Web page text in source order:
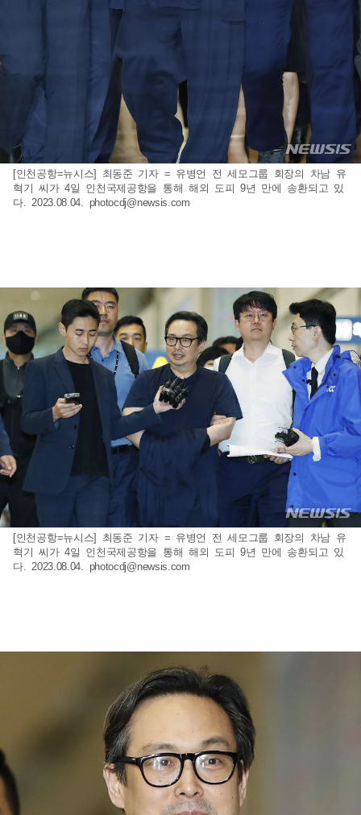
[인천공항=뉴시스] 최동준 기자 = 유병언 전 세모그룹 회장의 차남 유
혁기 씨가 4일 인천국제공항을 통해 해외 도피 9년 만에 송환되고 있
다. 2023.08.04. photocdj@newsis.com
[인천공항=뉴시스] 최동준 기자 = 유병언 전 세모그룹 회장의 차남 유
혁기 씨가 4일 인천국제공항을 통해 해외 도피 9년 만에 송환되고 있
다. 2023.08.04. photocdj@newsis.com